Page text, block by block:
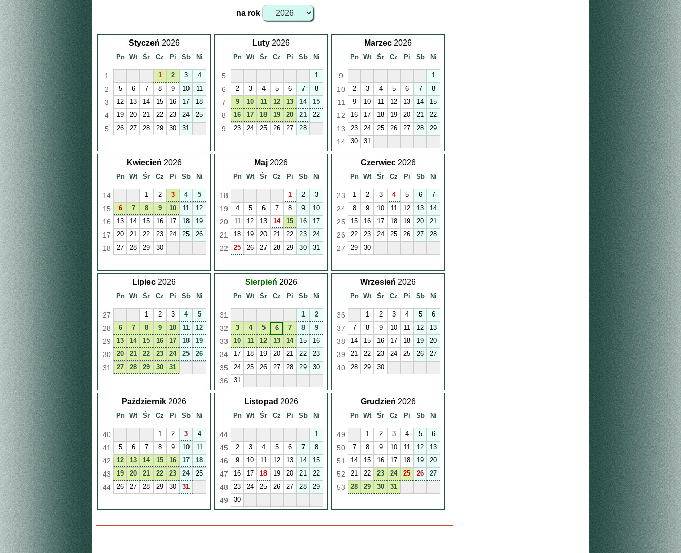
na rok
Styczeń 2026
Pn Wt Śr Cz Pi Sb Ni
1 1 2 3 4
2 5 6 7 8 9 10 11
3 12 13 14 15 16 17 18
4 19 20 21 22 23 24 25
5 26 27 28 29 30 31
Luty 2026
Pn Wt Śr Cz Pi Sb Ni
5 1
6 2 3 4 5 6 7 8
7 9 10 11 12 13 14 15
8 16 17 18 19 20 21 22
9 23 24 25 26 27 28
Marzec 2026
Pn Wt Śr Cz Pi Sb Ni
9 1
10 2 3 4 5 6 7 8
11 9 10 11 12 13 14 15
12 16 17 18 19 20 21 22
13 23 24 25 26 27 28 29
14 30 31
Kwiecień 2026
Pn Wt Śr Cz Pi Sb Ni
14 1 2 3 4 5
15 6 7 8 9 10 11 12
16 13 14 15 16 17 18 19
17 20 21 22 23 24 25 26
18 27 28 29 30
Maj 2026
Pn Wt Śr Cz Pi Sb Ni
18 1 2 3
19 4 5 6 7 8 9 10
20 11 12 13 14 15 16 17
21 18 19 20 21 22 23 24
22 25 26 27 28 29 30 31
Czerwiec2026
Pn Wt Śr Cz Pi Sb Ni
23 1 2 3 4 5 6 7
24 8 9 10 11 12 13 14
25 15 16 17 18 19 20 21
26 22 23 24 25 26 27 28
27 29 30
Lipiec 2026
Pn Wt Śr Cz Pi Sb Ni
27 1 2 3 4 5
28 6 7 8 9 10 11 12
29 13 14 15 16 17 18 19
30 20 21 22 23 24 25 26
31 27 28 29 30 31
Sierpień 2026
Pn Wt Śr Cz Pi Sb Ni
31 1 2
32 3 4 5 6 7 8 9
33 10 11 12 13 14 15 16
34 17 18 19 20 21 22 23
35 24 25 26 27 28 29 30
36 31
Wrzesień 2026
Pn Wt Śr Cz Pi Sb Ni
36 1 2 3 4 5 6
37 7 8 9 10 11 12 13
38 14 15 16 17 18 19 20
39 21 22 23 24 25 26 27
40 28 29 30
Październik 2026
Pn Wt Śr Cz Pi Sb Ni
40 1 2 3 4
41 5 6 7 8 9 10 11
42 12 13 14 15 16 17 18
43 19 20 21 22 23 24 25
44 26 27 28 29 30 31
Listopad 2026
Pn Wt Śr Cz Pi Sb Ni
44 1
45 2 3 4 5 6 7 8
46 9 10 11 12 13 14 15
47 16 17 18 19 20 21 22
48 23 24 25 26 27 28 29
49 30
Grudzień 2026
Pn Wt Śr Cz Pi Sb Ni
49 1 2 3 4 5 6
50 7 8 9 10 11 12 13
51 14 15 16 17 18 19 20
52 21 22 23 24 25 26 27
53 28 29 30 31